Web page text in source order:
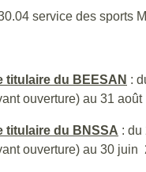
service des sports
titulaire du BEESAN :
ouverture) au 31
titulaire du BNSSA : du
ouverture) au 30 juin